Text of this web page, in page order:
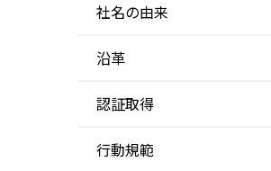
社名の由来
沿革
認証取得
行動規範